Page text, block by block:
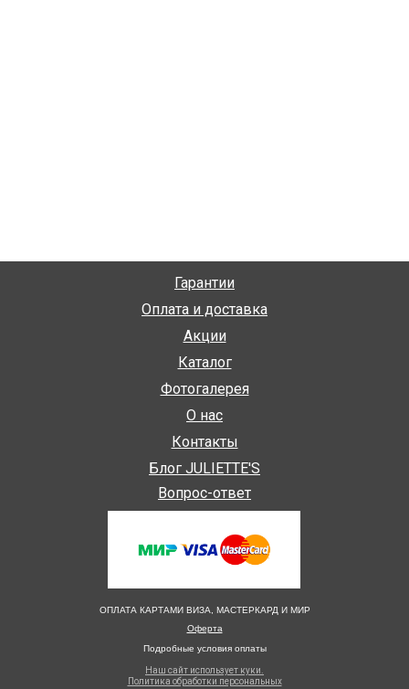
ОПЛАТА КАРТАМИ ВИЗА, МАСТЕРКАРД И МИР
Оферта
Подробные условия оплаты
Гарантии
Оплата и доставка
Акции
Каталог
О нас
Наш сайт использует куки.
Политика обработки персональных
Контакты
Блог JULIETTE'S
Фотогалерея
Вопрос-ответ